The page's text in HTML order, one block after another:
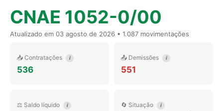
CNAE 1052-0/00
Atualizado em 03 agosto de 2026 • 1.087 movimentações
📥 Contratações i
536
📤 Demissões i
551
⚖️ Saldo líquido i 🔄 Situação i